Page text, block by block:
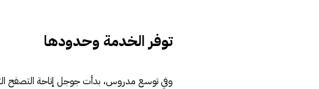
توفر الخدمة وحدودها